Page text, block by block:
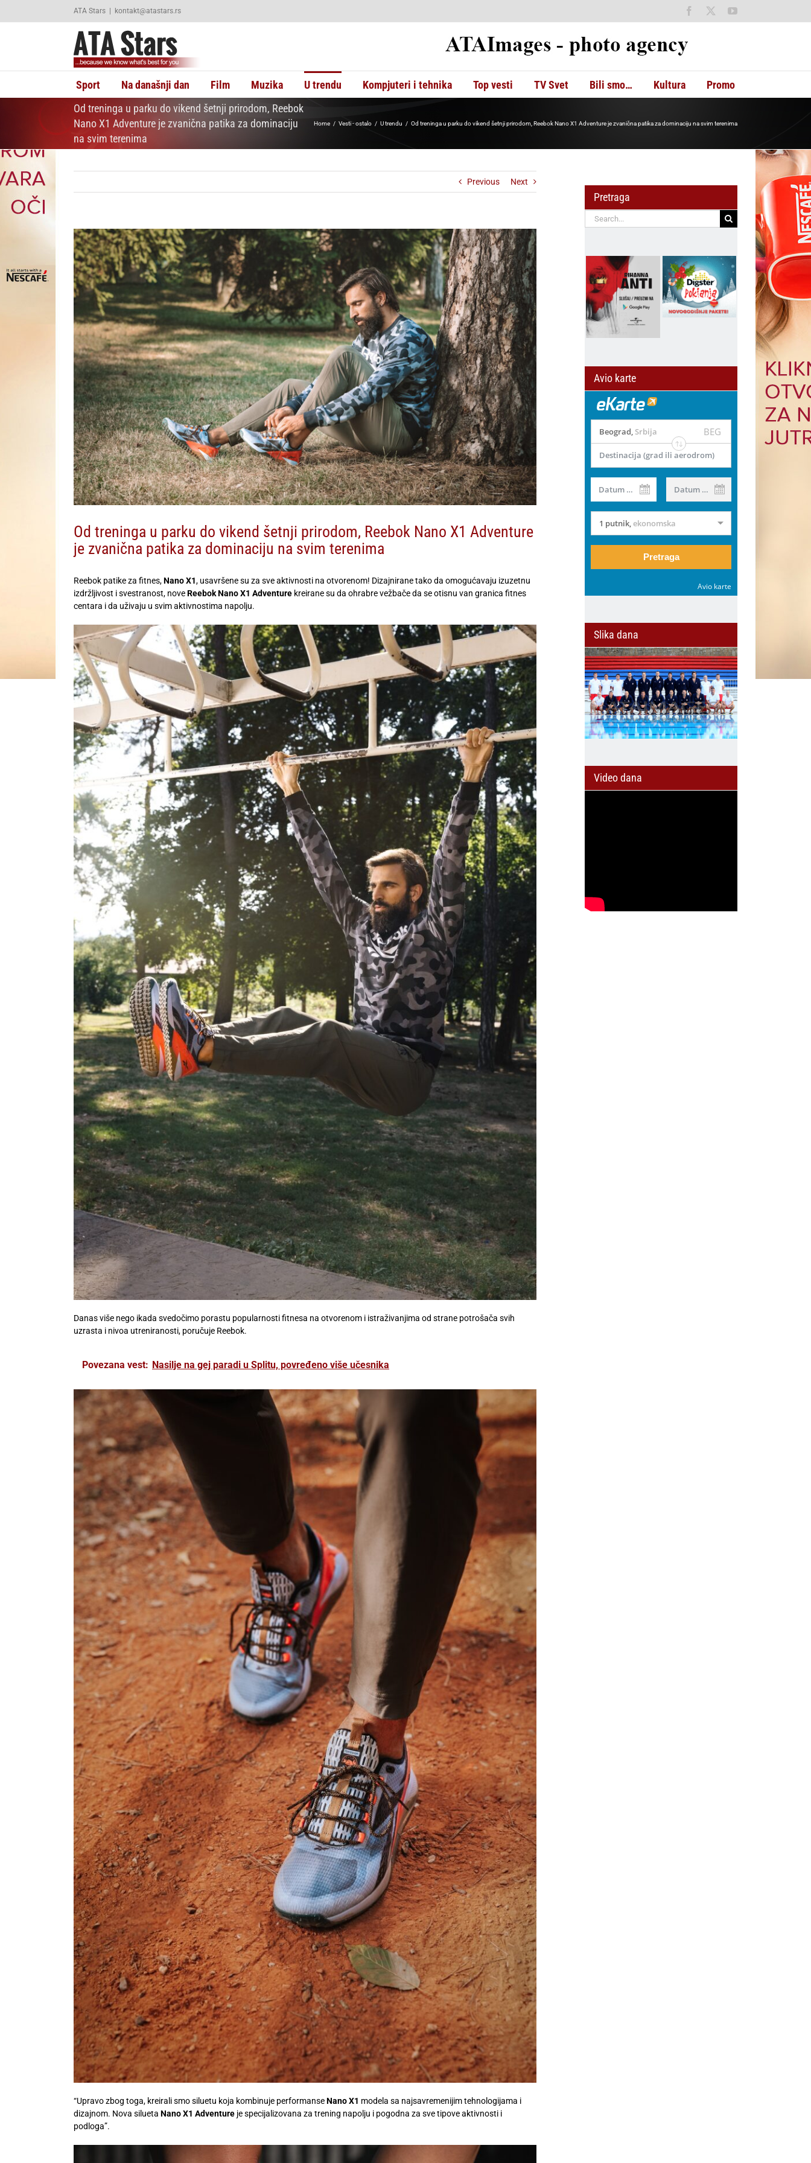
ATA Stars | kontakt@atastars.rs Facebook YouTube
Sport Na današnji dan Film Muzika U trendu Kompjuteri i tehnika Top vesti TV Svet Bili smo… Kultura
Promo
Od treninga u parku do vikend šetnji prirodom, Reebok
Nano X1 Adventure je zvanična patika za dominaciju
na svim terenima
Home Vesti - ostalo U trendu Od treninga u parku do vikend šetnji prirodom, Reebok Nano X1 Adventure je zvanična patika za dominaciju na svim terenima
Previous Next
View
Larger
Image
Od treninga u parku do vikend šetnji prirodom, Reebok Nano X1 Adventure
je zvanična patika za dominaciju na svim terenima
Reebok patike za fitnes,Nano X1, usavršene su za sve aktivnosti na otvorenom! Dizajnirane tako da omogućavaju izuzetnu
izdržljivost i svestranost, noveReebok Nano X1 Adventure kreirane su da ohrabre vežbače da se otisnu van granica fitnes
centara i da uživaju u svim aktivnostima napolju.
Danas više nego ikada svedočimo porastu popularnosti fitnesa na otvorenom i istraživanjima od strane potrošača svih
uzrasta i nivoa utreniranosti, poručuje Reebok.
Povezana vest: Nasilje na gej paradi u Splitu, povređeno više učesnika
“Upravo zbog toga, kreirali smo siluetu koja kombinuje performanseNano X1 modela sa najsavremenijim tehnologijama i
dizajnom. Nova silueta Nano X1 Adventure je specijalizovana za trening napolju i pogodna za sve tipove aktivnosti i
podloga”.
Pretraga
Search
for:
Avio karte
Beograd, Srbija BEG
Destinacija (grad ili aerodrom)
Datum od Datum do
1 putnik,ekonomska
Pretraga
Avio karte
Slika dana
Video dana